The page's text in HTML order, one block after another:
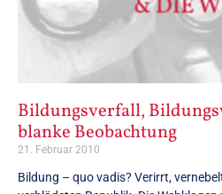
Bildungsverfall,
blanke Beobachtung
21. Februar 2010
Bildung – quo vadis? Verirrt,